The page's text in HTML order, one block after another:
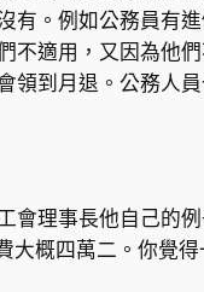
有。例如公務員有
不適用，又因為他
領到月退。公務人
會理事長他自己的
概四萬二。你覺得